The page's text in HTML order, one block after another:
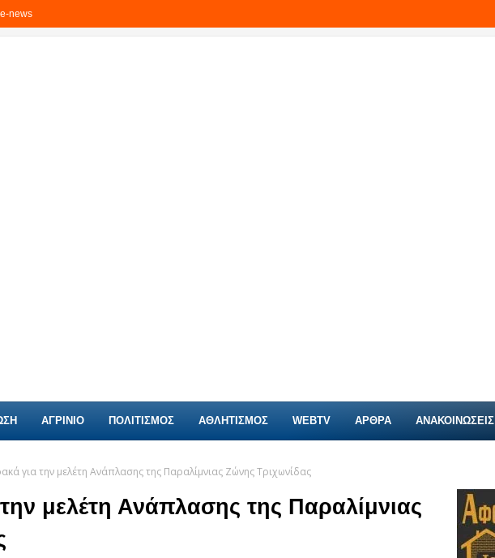
news
ΑΓΡΙΝΙΟ ΠΟΛΙΤΙΣΜΟΣ ΑΘΛΗΤΙΣΜΟΣ WEBTV ΑΡΘΡΑ ΑΝΑΚΟΙΝΩΣΕΙΣ
για την μελέτη Ανάπλασης της Παραλίμνιας Ζώνης Τριχωνίδας
μελέτη Ανάπλασης της Παραλίμνιας